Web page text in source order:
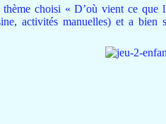
thème choisi « D’où vient ce que
activités manuelles) et a